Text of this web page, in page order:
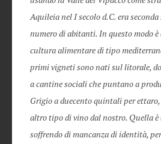
Aquileia nel I secolo d.C. era
numero di abitanti. In questo modo
cultura alimentare di tipo
primi vigneti sono nati sul litorale,
a cantine sociali che puntano a
Grigio a duecento quintali per
altro tipo di vino dal nostro. Quella è
soffrendo di mancanza di identità,